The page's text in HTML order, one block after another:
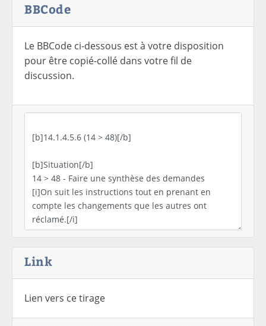
BBCode
Le BBCode ci-dessous est à votre disposition
pour être copié-collé dans votre fil de
discussion.
Link
Lien vers ce tirage